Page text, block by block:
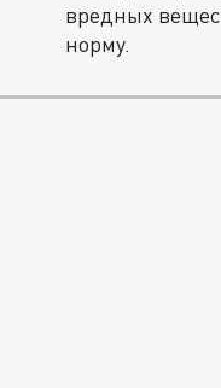
вредных
норму.